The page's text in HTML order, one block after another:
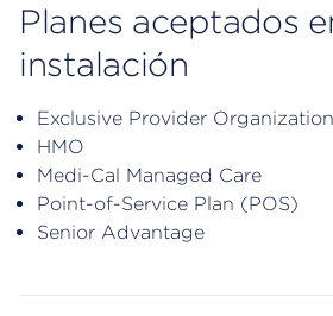
Planes aceptados
instalación
Exclusive Provider
HMO
Medi-Cal Managed Care
Point-of-Service Plan (POS)
Senior Advantage